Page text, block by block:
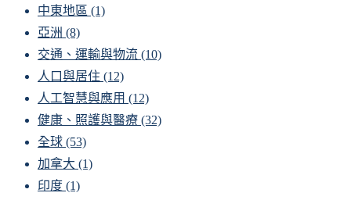
中東地區 (1)
亞洲 (8)
交通、運輸與物流 (10)
人口與居住 (12)
人工智慧與應用 (12)
健康、照護與醫療 (32)
全球 (53)
加拿大 (1)
印度 (1)